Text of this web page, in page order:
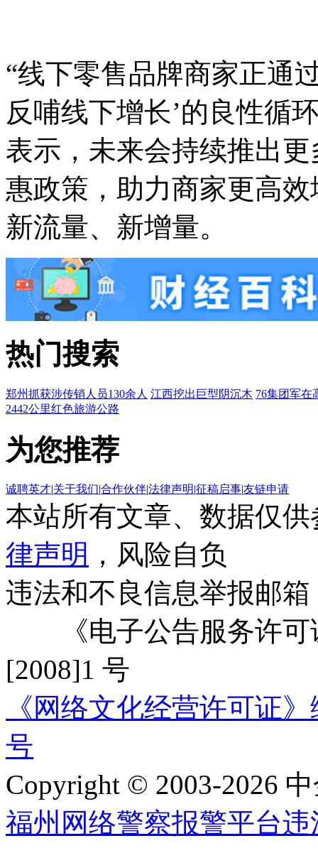
“线下零售品牌商家正通
反哺线下增长’的良性循
表示，未来会持续推出
惠政策，助力商家更高
新流量、新增量。
热门搜索
郑州抓获涉传销人员130余人 江西挖出巨型阴沉木 76集团军在
2442公里红色旅游公路
为您推荐
诚聘英才|关于我们|合作伙伴|法律声明|征稿启事|友链申请
本站所有文章、数据仅
律声明 ，风险自负
违法和不良信息举报邮箱
《电子公告服务许可
[2008]1 号
《网络文化经营许可证
号
Copyright © 2003-2026
福州网络警察报警平台违